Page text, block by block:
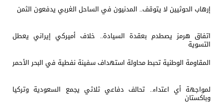
إرهاب الحوثيين لا يتوقف.. المدنيون في الساحل الغربي يدفعون الثمن
اتفاق هرمز يصطدم بعقدة السيادة.. خلاف أميركي إيراني يعطل
التسوية
المقاومة الوطنية تحبط محاولة استهداف سفينة نفطية في البحر الأحمر
لمواجهة أي اعتداء.. تحالف دفاعي ثلاثي يجمع السعودية وتركيا
وباكستان